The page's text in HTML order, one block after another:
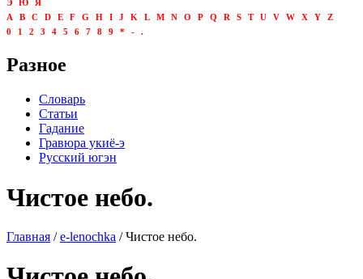
Э
Ю
Я
A
B C D E F G H I J K L M N O P Q R S T U V W X Y
Z
0
1 2 3 4 5 6 7 8 9 * - .
Разное
Словарь
Статьи
Гадание
Гравюра укиё-э
Русский югэн
Чистое небо.
Главная /e-lenochka / Чистое небо.